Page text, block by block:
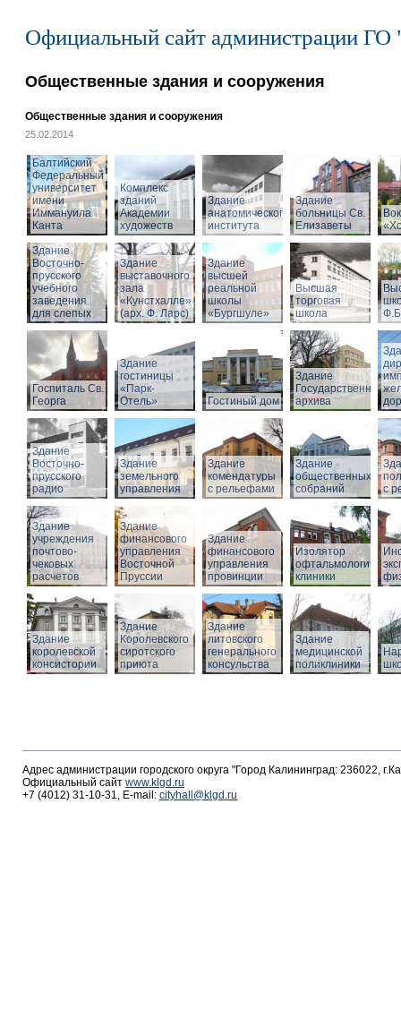
Официальный сайт администрации ГО
Общественные здания и сооружения
Общественные здания и сооружения
25.02.2014
Балтийский
Федеральный
университет
имени
Иммануила
Канта
Комплекс
зданий
Академии
художеств
Здание
анатомического
института
Здание
больницы Св.
Елизаветы
Здание
Восточно-
прусского
учебного
заведения
для слепых
Здание
выставочного
зала
«Кунстхалле»
(арх. Ф. Ларс)
Здание
высшей
реальной
школы
«Бургшуле»
Высшая
торговая
школа
Госпиталь Св.
Георга
Здание
гостиницы
«Парк-
Отель»
Гостиный дом
Здание
Государственного
архива
Здание
Восточно-
прусского
радио
Здание
земельного
управления
Здание
комендатуры
с рельефами
Здание
общественных
собраний
с
Здание
учреждения
почтово-
чековых
расчетов
Здание
финансового
управления
Восточной
Пруссии
Здание
финансового
управления
провинции
Изолятор
клиники
Здание
королевской
консистории
Здание
Королевского
сиротского
приюта
Здание
литовского
генерального
консульства
Здание
медицинской
поликлиники
Адрес администрации городского округа "Город Калининград: 236022,
Официальный сайт www.klgd.ru
+7 (4012) 31-10-31, E-mail: cityhall@klgd.ru